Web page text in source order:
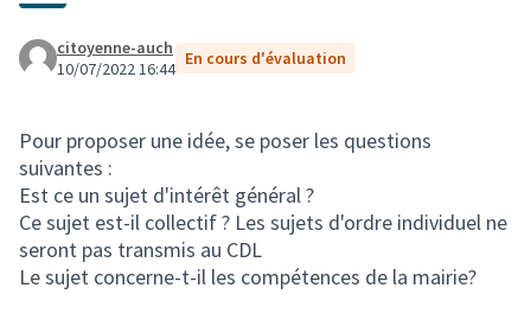
citoyenne-auch
10/07/2022 16:44 En cours d'évaluation
Pour proposer une idée, se poser les questions
suivantes :
Est ce un sujet d'intérêt général ?
Ce sujet est-il collectif ? Les sujets d'ordre individuel ne
seront pas transmis au CDL
Le sujet concerne-t-il les compétences de la mairie?